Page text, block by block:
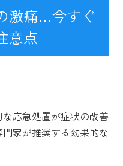
激痛…今すぐ
意点
応急処置が症状の改善
家が推奨する効果的な